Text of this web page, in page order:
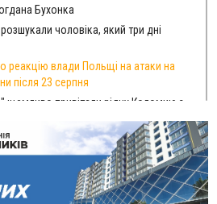
Бухонка
чоловіка, який три дні
реакцію влади Польщі на атаки на
після 23 серпня
щемливо привітали рідну Коломию з
Коломиї, Долині та Яремче
спеку
побила малолітнього хлопчика: суд
тисяч компенсації